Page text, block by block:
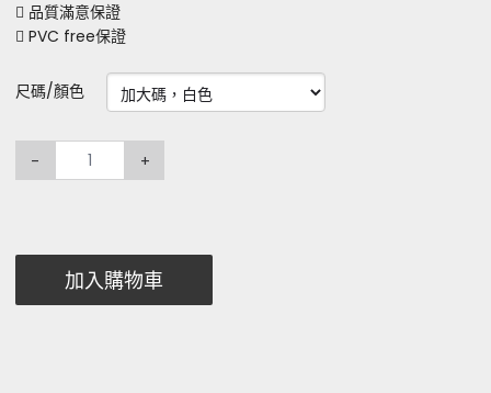
 品質滿意保證
 PVC free保證
尺碼/顏色
- +
加入購物車